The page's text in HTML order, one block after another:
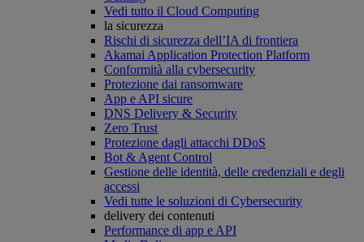
Vedi tutto il Cloud Computing
la sicurezza
Rischi di sicurezza dell’IA di frontiera
Akamai Application Protection Platform
Conformità alla cybersecurity
Protezione dai ransomware
App e API sicure
DNS Delivery & Security
Zero Trust
Protezione dagli attacchi DDoS
Bot & Agent Control
Gestione delle identità, delle credenziali e degli
accessi
Vedi tutte le soluzioni di Cybersecurity
delivery dei contenuti
Performance di app e API